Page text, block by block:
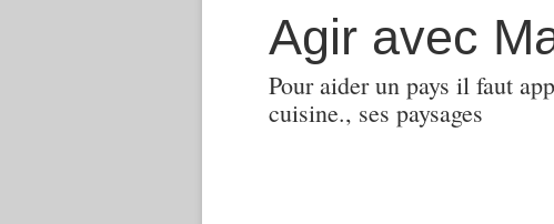
Agir avec
Pour aider un pays il faut
cuisine., ses paysages